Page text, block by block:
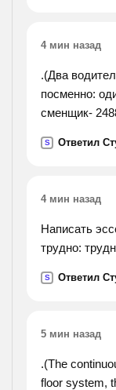
4 мин назад
.(Два
посменно:
сменщик-
бензина
S Ответил
4 мин назад
Написать
трудно:
S Ответил
5 мин назад
.(The
floor system,